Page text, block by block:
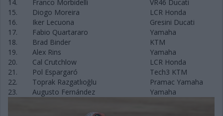
14.
Franco Morbidelli
VR46 Ducati
15.
Diogo Moreira
LCR Honda
16.
Iker Lecuona
Gresini Ducati
17.
Fabio Quartararo
Yamaha
18.
Brad Binder
KTM
19.
Alex Rins
Yamaha
20.
Cal Crutchlow
LCR Honda
21.
Pol Espargaró
Tech3 KTM
22.
Toprak Razgatlıoğlu
Pramac Yamaha
23.
Augusto Fernández Yamaha